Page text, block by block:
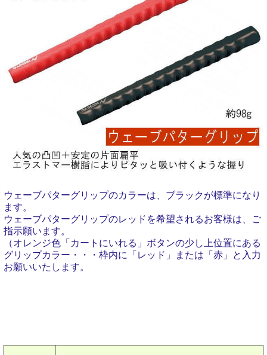
ウェーブパターグリップのカラーは、ブラックが標準になり
ます。
ウェーブパターグリップのレッドを希望されるお客様は、ご
指示願います。
（オレンジ色「カートにいれる」ボタンの少し上位置にある
グリップカラー・・・枠内に「レッド」または「赤」と入力
お願いいたします。